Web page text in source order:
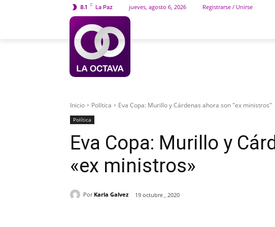
8.1 C La Paz jueves, agosto 6, 2026 Registrarse / Unirse
Inicio Política Eva Copa: Murillo y Cárdenas ahora son "ex ministros"
Política
Eva Copa: Murillo y
«ex ministros»
Por Karla Galvez 19 octubre , 2020